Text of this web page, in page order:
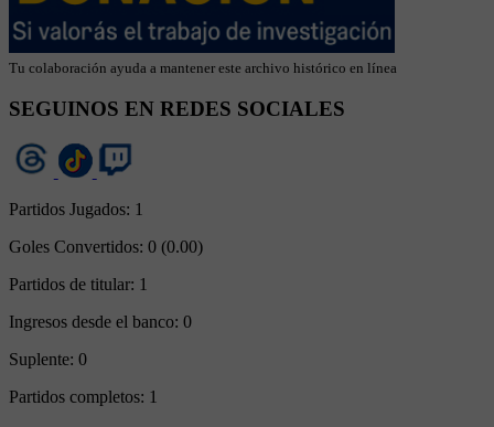
Tu colaboración ayuda a mantener este archivo histórico en línea
SEGUINOS EN REDES SOCIALES
Partidos Jugados: 1
Goles Convertidos: 0 (0.00)
Partidos de titular: 1
Ingresos desde el banco: 0
Suplente: 0
Partidos completos: 1